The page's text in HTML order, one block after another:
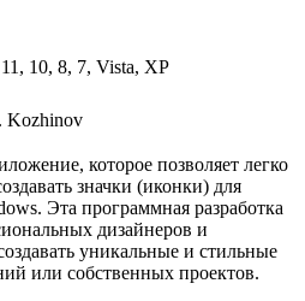
10, 8, 7, Vista, XP
Kozhinov
которое позволяет легко
значки (иконки) для
Эта программная разработка
дизайнеров и
уникальные и стильные
или собственных проектов.